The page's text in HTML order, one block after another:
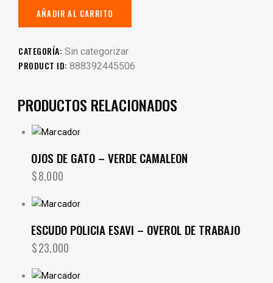
AÑADIR AL CARRITO
CATEGORÍA: Sin categorizar
PRODUCT ID: 888392445506
PRODUCTOS RELACIONADOS
OJOS DE GATO – VERDE CAMALEON
$8,000
ESCUDO POLICIA ESAVI – OVEROL DE TRABAJO
$23,000